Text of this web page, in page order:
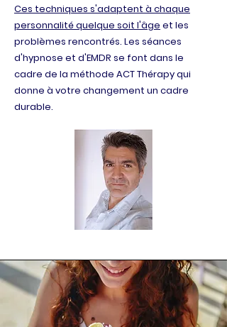
Ces techniques s'adaptent à chaque
personnalité quelque soit l'âge et les
problèmes rencontrés. Les séances
d'hypnose et d'EMDR se font dans le
cadre de la méthode ACT Thérapy qui
donne à votre changement un cadre
durable.